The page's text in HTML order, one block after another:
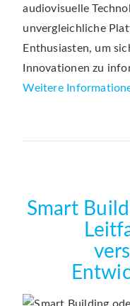
audiovisuelle
unvergleichliche
Enthusiasten, um
Innovationen zu
Weitere
Smart